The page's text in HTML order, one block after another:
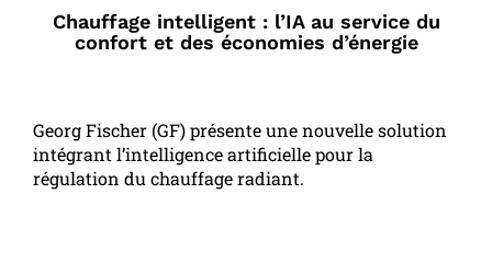
Chauffage intelligent : l’IA au service du
confort et des économies d’énergie
Georg Fischer (GF) présente une nouvelle solution
intégrant l’intelligence artificielle pour la
régulation du chauffage radiant.